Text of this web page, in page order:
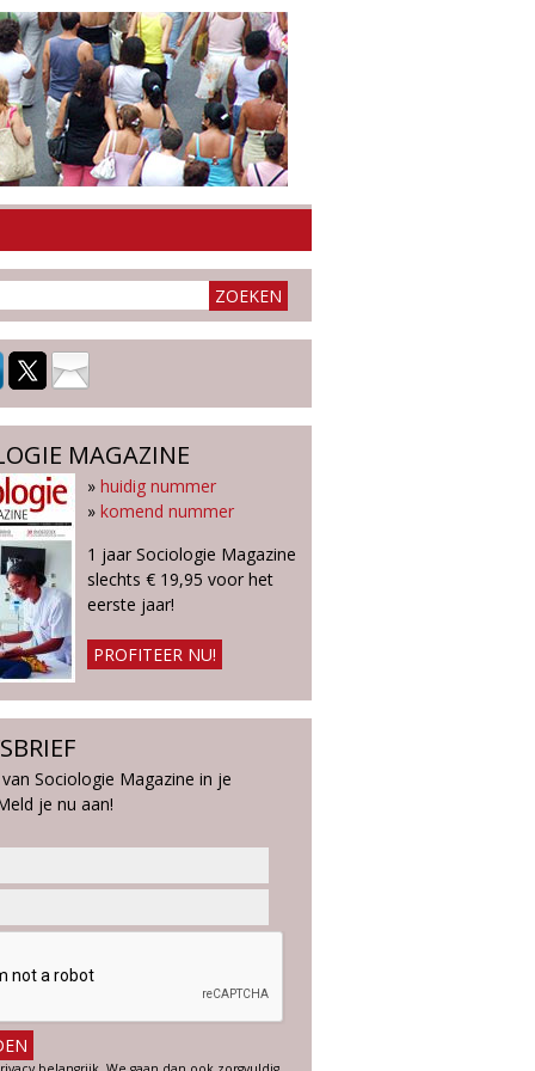
MAGAZINE
» huidig nummer
» komend nummer
1 jaar Sociologie Magazine
slechts € 19,95 voor het
eerste jaar!
PROFITEER NU!
Sociologie Magazine in je
je nu aan!